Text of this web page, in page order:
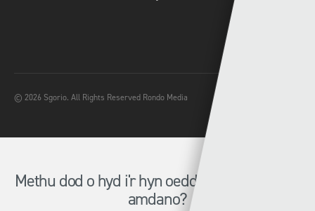
© 2026 Sgorio. All Rights Reserved Rondo Media
Methu dod o hyd i'r hyn oeddech chi'n chwilio
amdano?